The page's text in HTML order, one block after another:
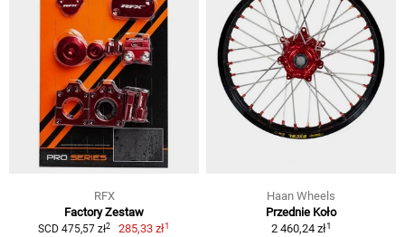
RFX
Factory Zestaw
SCD 475,57 zł2 285,33 zł1
Haan Wheels
Przednie Koło
2 460,24 zł1